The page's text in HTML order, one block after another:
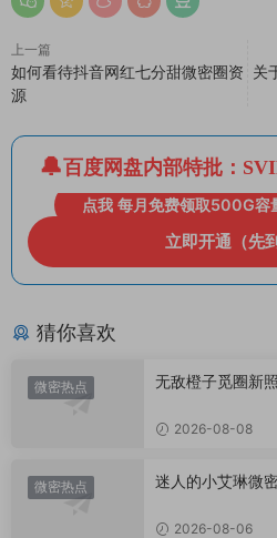
上一篇
如何看待抖音网红七分甜微密圈资
源
关
百度网盘内部特批：
点我 每月免费领取500G容
立即开通（先
猜你喜欢
微密热点
无敌橙子觅圈新
2026-08-08
微密热点
迷人的小艾琳微
2026-08-06